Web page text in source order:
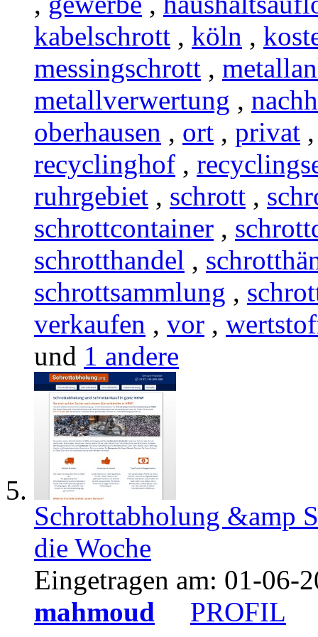
kabelschrott , köln ,
messingschrott ,
metallverwertung ,
oberhausen , ort , privat
recyclinghof ,
ruhrgebiet , schrott ,
schrottcontainer ,
schrotthandel ,
schrottsammlung ,
verkaufen , vor ,
und 1 andere
Schrottabholung &amp
die Woche
Eingetragen am: 01-06-
mahmoud
PROFIL